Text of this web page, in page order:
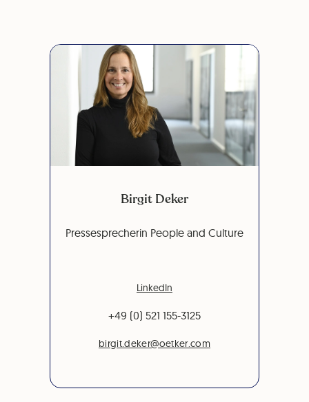
Birgit Deker
Pressesprecherin People and Culture
LinkedIn
+49 (0) 521 155-3125
birgit.deker@oetker.com